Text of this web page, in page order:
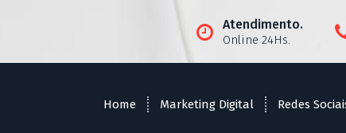
Atendimento.
Online 24Hs.
Home Marketing Digital Redes